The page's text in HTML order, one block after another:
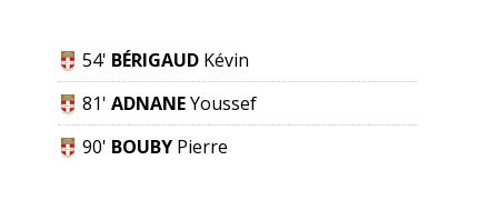
54' BÉRIGAUD Kévin
81' ADNANEYoussef
90' BOUBY Pierre